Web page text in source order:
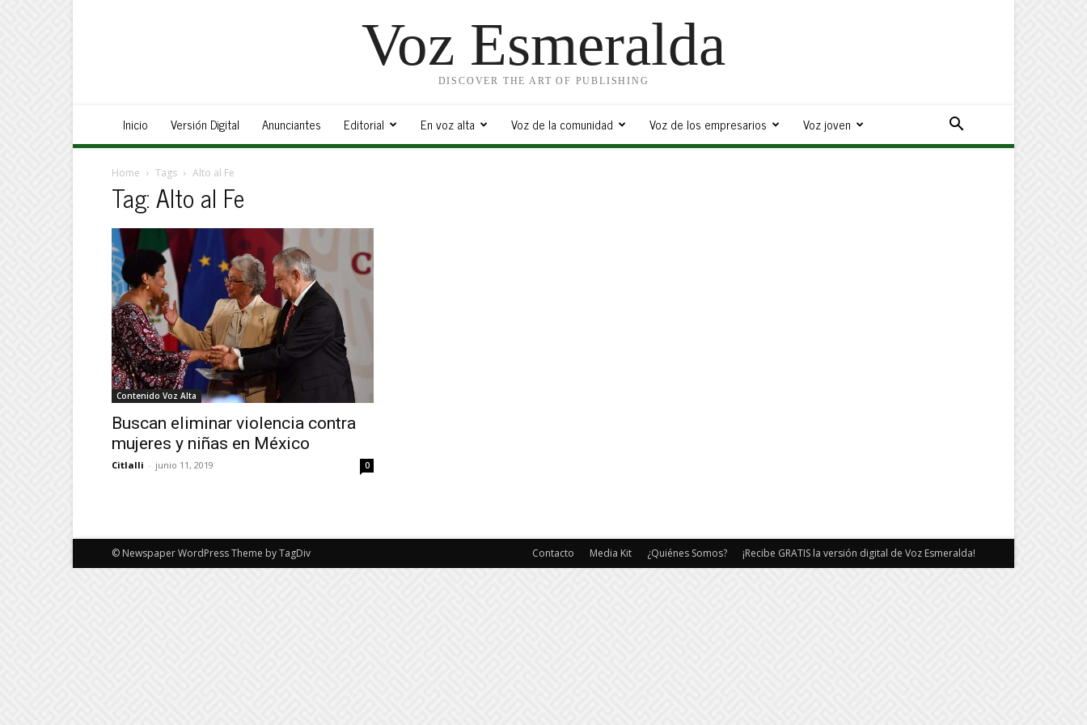
Voz Esmeralda
DISCOVER THE ART OF PUBLISHING
Inicio Versión Digital Anunciantes Editorial En voz alta Voz de la comunidad Voz de los empresarios Voz joven
Home Tags Alto al Fe
Tag: Alto al Fe
Contenido Voz Alta
Buscan eliminar violencia contra
mujeres y niñas en México
Citlalli - junio 11, 2019 0
Contacto Media Kit ¿Quiénes Somos? ¡Recibe GRATIS la versión digital de Voz Esmeralda!
© Newspaper WordPress Theme by TagDiv